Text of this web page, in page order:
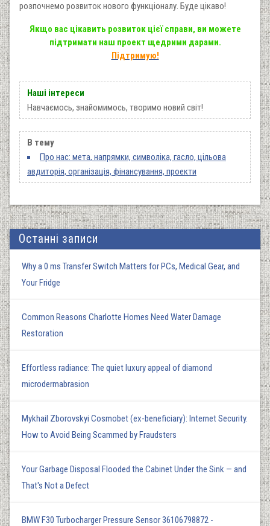
розпочнемо розвиток нового функціоналу. Буде цікаво!
Якщо вас цікавить розвиток цієї справи, ви можете
підтримати наш проект щедрими дарами.
Підтримую!
Наші інтереси
Навчаємось, знайомимось, творимо новий світ!
В тему
Про нас: мета, напрямки, символіка, гасло, цільова
авдиторія, організація, фінансування, проекти
Останні записи
Why a 0 ms Transfer Switch Matters for PCs, Medical Gear, and
Your Fridge
Common Reasons Charlotte Homes Need Water Damage
Restoration
Effortless radiance: The quiet luxury appeal of diamond
microdermabrasion
Mykhail Zborovskyi Cosmobet (ex-beneficiary): Internet Security.
How to Avoid Being Scammed by Fraudsters
Your Garbage Disposal Flooded the Cabinet Under the Sink — and
That's Not a Defect
BMW F30 Turbocharger Pressure Sensor 36106798872 -